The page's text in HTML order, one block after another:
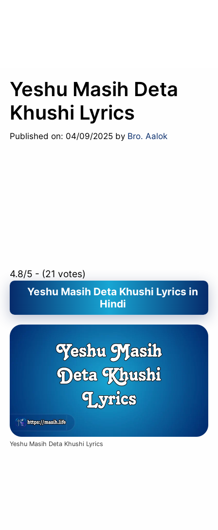
Yeshu Masih Deta
Khushi Lyrics
Published on: 04/09/2025 by Bro. Aalok
4.8/5 - (21 votes)
Yeshu Masih Deta Khushi Lyrics in
Hindi
Yeshu Masih Deta Khushi Lyrics